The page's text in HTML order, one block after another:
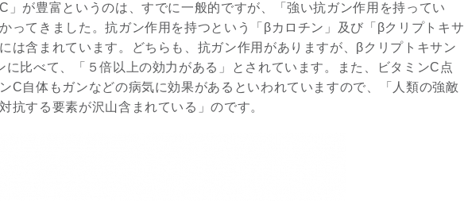
」が豊富というのは、すでに一般的ですが、「強い抗ガン作用を持ってい
ってきました。抗ガン作用を持つという「βカロチン」及び「βクリプトキサ
は含まれています。どちらも、抗ガン作用がありますが、βクリプトキサン
に比べて、「５倍以上の効力がある」とされています。また、ビタミンC点
C自体もガンなどの病気に効果があるといわれていますので、「人類の強敵
抗する要素が沢山含まれている」のです。
究極的な覚醒に向かって
【The Secret of...
インタビュー